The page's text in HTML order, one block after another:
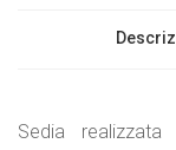
Sedia